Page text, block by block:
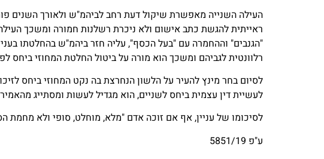
העילה השנייה מאפשרת שיקול דעת רחב לביהמ"ש ולאורך השנים
ראייתית להגשת כתב אישום ולא ניכרת רשלנות חמורה ומשכך
"הגנבים" וההחמרה עם "בעל הכסף", עליה חזר ביהמ"ש בהחלטתו
רלוונטית לגביהם ומשכך הוא מורה על ביטול החלטת המחוזי ביחס
לסיום בחר מינץ להעיר על הלשון הנחרצת בה נקט המחוזי ביחס
לעשיית דין עצמית ביחס לשניים, הוא מגדיל לעשות ומסתייג
לסיכומו של עניין, אף אם זוכה אדם "מלא, מוחלט, סופי ולא מחמת
ע"פ 5851/19